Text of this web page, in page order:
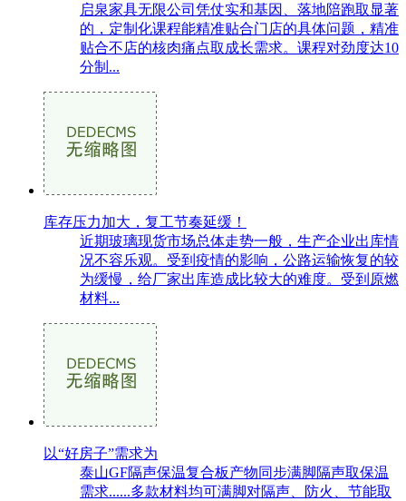
启泉家具无限公司凭仗实和基因、落地陪跑取显著
的，定制化课程能精准贴合门店的具体问题，精准
贴合不店的核肉痛点取成长需求。课程对劲度达10
分制...
库存压力加大，复工节奏延缓！
近期玻璃现货市场总体走势一般，生产企业出库情
况不容乐观。受到疫情的影响，公路运输恢复的较
为缓慢，给厂家出库造成比较大的难度。受到原燃
材料...
以“好房子”需求为
泰山GF隔声保温复合板产物同步满脚隔声取保温
需求......多款材料均可满脚对隔声、防火、节能取